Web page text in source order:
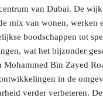
van Dubai. De
mix van wonen, werken
boodschappen tot
wat het bijzonder
Bin Zayed
in de
verder verbeteren.